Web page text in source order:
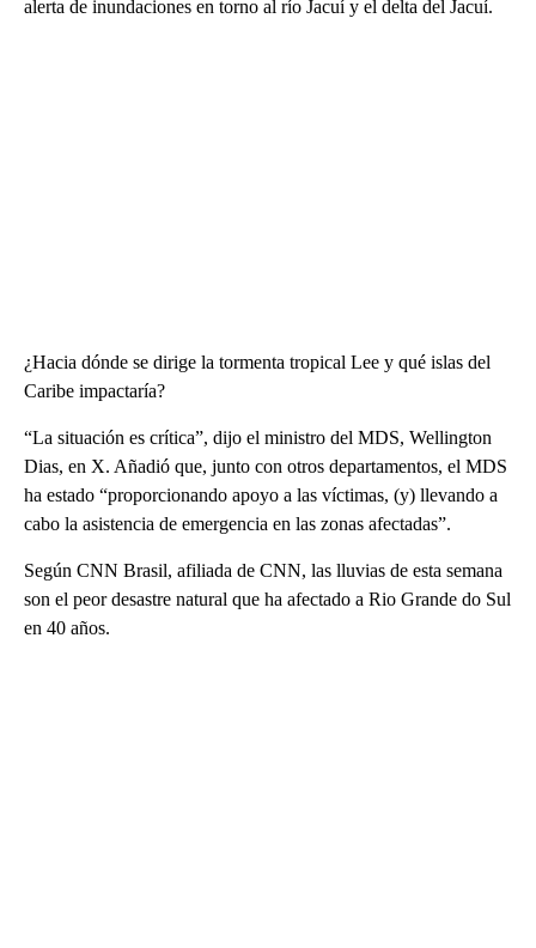
alerta de inundaciones en torno al río Jacuí y el delta del Jacuí.
¿Hacia dónde se dirige la tormenta tropical Lee y qué islas del
Caribe impactaría?
“La situación es crítica”, dijo el ministro del MDS, Wellington
Dias, en X. Añadió que, junto con otros departamentos, el MDS
ha estado “proporcionando apoyo a las víctimas, (y) llevando a
cabo la asistencia de emergencia en las zonas afectadas”.
Según CNN Brasil, afiliada de CNN, las lluvias de esta semana
son el peor desastre natural que ha afectado a Rio Grande do Sul
en 40 años.